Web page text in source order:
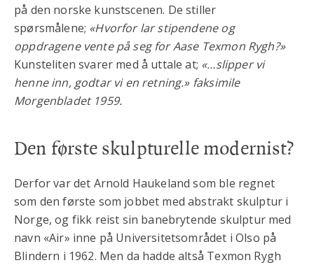
på den norske kunstscenen. De stiller
spørsmålene; «Hvorfor lar stipendene og
oppdragene vente på seg for Aase Texmon Rygh?»
Kunsteliten svarer med å uttale at; «…slipper vi
henne inn, godtar vi en retning.» faksimile
Morgenbladet 1959.
Den første skulpturelle modernist?
Derfor var det Arnold Haukeland som ble regnet
som den første som jobbet med abstrakt skulptur i
Norge, og fikk reist sin banebrytende skulptur med
navn «Air» inne på Universitetsområdet i Olso på
Blindern i 1962. Men da hadde altså Texmon Rygh